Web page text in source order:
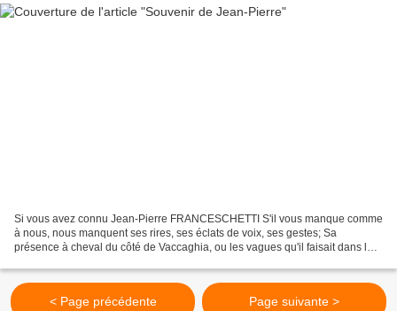
Si vous avez connu Jean-Pierre FRANCESCHETTI S'il vous manque comme
à nous, nous manquent ses rires, ses éclats de voix, ses gestes; Sa
présence à cheval du côté de Vaccaghia, ou les vagues qu'il faisait dans le
< Page précédente Page suivante >